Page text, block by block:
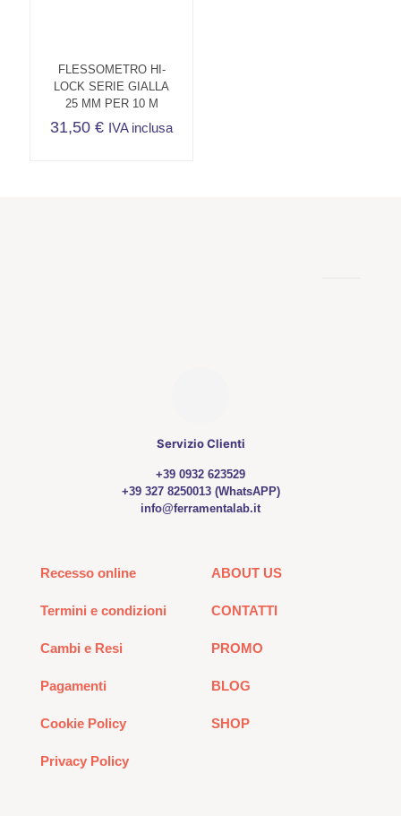
FLESSOMETRO HI-
LOCK SERIE GIALLA
25 MM PER 10 M
31,50€ IVA inclusa
Servizio Clienti
+39 0932 623529
+39 327 8250013 (WhatsAPP)
info@ferramentalab.it
Recesso online
Termini e condizioni
Cambi e Resi
Pagamenti
Cookie Policy
Privacy Policy
ABOUT US
CONTATTI
PROMO
BLOG
SHOP